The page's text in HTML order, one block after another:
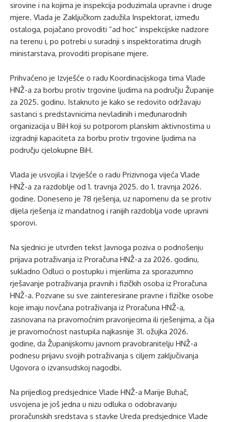
sirovine i na kojima je inspekcija poduzimala upravne i druge
mjere. Vlada je Zaključkom zadužila Inspektorat, između
ostaloga, pojačano provoditi ”ad hoc” inspekcijske nadzore
na terenu i, po potrebi u suradnji s inspektoratima drugih
ministarstava, provoditi propisane mjere.
Prihvaćeno je Izvješće o radu Koordinacijskoga tima Vlade
HNŽ-a za borbu protiv trgovine ljudima na području Županije
za 2025. godinu. Istaknuto je kako se redovito održavaju
sastanci s predstavnicima nevladinih i međunarodnih
organizacija u BiH koji su potporom planskim aktivnostima u
izgradnji kapaciteta za borbu protiv trgovine ljudima na
području cjelokupne BiH.
Vlada je usvojila i Izvješće o radu Prizivnoga vijeća Vlade
HNŽ-a za razdoblje od 1. travnja 2025. do 1. travnja 2026.
godine. Doneseno je 78 rješenja, uz napomenu da se protiv
dijela rješenja iz mandatnog i ranijih razdoblja vode upravni
sporovi.
Na sjednici je utvrđen tekst Javnoga poziva o podnošenju
prijava potraživanja iz Proračuna HNŽ-a za 2026. godinu,
sukladno Odluci o postupku i mjerilima za sporazumno
rješavanje potraživanja pravnih i fizičkih osoba iz Proračuna
HNŽ-a. Pozvane su sve zainteresirane pravne i fizičke osobe
koje imaju novčana potraživanja iz Proračuna HNŽ-a,
zasnovana na pravomoćnim pravorijecima ili rješenjima, a čija
je pravomoćnost nastupila najkasnije 31. ožujka 2026.
godine, da Županijskomu javnom pravobranitelju HNŽ-a
podnesu prijavu svojih potraživanja s ciljem zaključivanja
Ugovora o izvansudskoj nagodbi.
Na prijedlog predsjednice Vlade HNŽ-a Marije Buhač,
usvojena je još jedna u nizu odluka o odobravanju
proračunskih sredstava s stavke Ureda predsjednice Vlade